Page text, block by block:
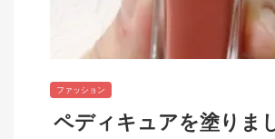
ファッション
ペディキュアを塗りま